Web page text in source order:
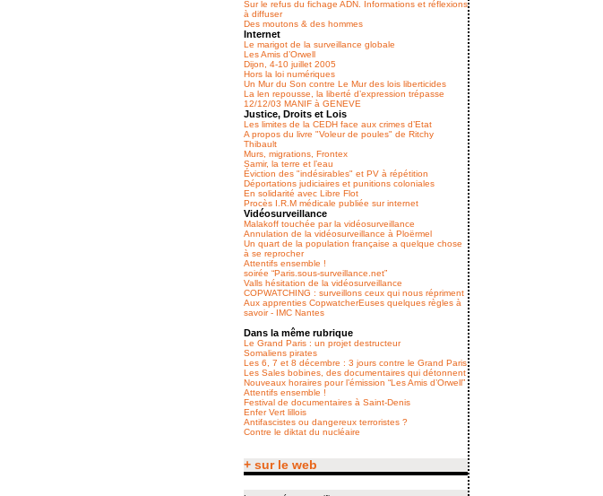
Sur le refus du fichage ADN. Informations et réflexions
à diffuser
Des moutons & des hommes
Internet
Le marigot de la surveillance globale
Les Amis d’Orwell
Dijon, 4-10 juillet 2005
Hors la loi numériques
Un Mur du Son contre Le Mur des lois liberticides
La len repousse, la liberté d’expression trépasse
12/12/03 MANIF à GENEVE
Justice, Droits et Lois
Les limites de la CEDH face aux crimes d’Etat
A propos du livre "Voleur de poules" de Ritchy
Thibault
Murs, migrations, Frontex
Samir, la terre et l’eau
Éviction des "indésirables" et PV à répétition
Déportations judiciaires et punitions coloniales
En solidarité avec Libre Flot
Procès I.R.M médicale publiée sur internet
Vidéosurveillance
Malakoff touchée par la vidéosurveillance
Annulation de la vidéosurveillance à Ploërmel
Un quart de la population française a quelque chose
à se reprocher
Attentifs ensemble !
soirée “Paris.sous-surveillance.net”
Valls hésitation de la vidéosurveillance
COPWATCHING : surveillons ceux qui nous répriment
Aux apprenties CopwatcherEuses quelques règles à
savoir - IMC Nantes
Dans la même rubrique
Le Grand Paris : un projet destructeur
Somaliens pirates
Les 6, 7 et 8 décembre : 3 jours contre le Grand Paris
Les Sales bobines, des documentaires qui détonnent
Nouveaux horaires pour l’émission “Les Amis d’Orwell”
Attentifs ensemble !
Festival de documentaires à Saint-Denis
Enfer Vert lillois
Antifascistes ou dangereux terroristes ?
Contre le diktat du nucléaire
+ sur le web